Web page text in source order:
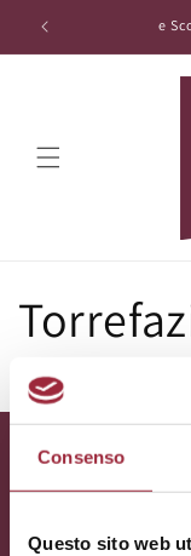
Consenso
Questo sito web
direttamente
e